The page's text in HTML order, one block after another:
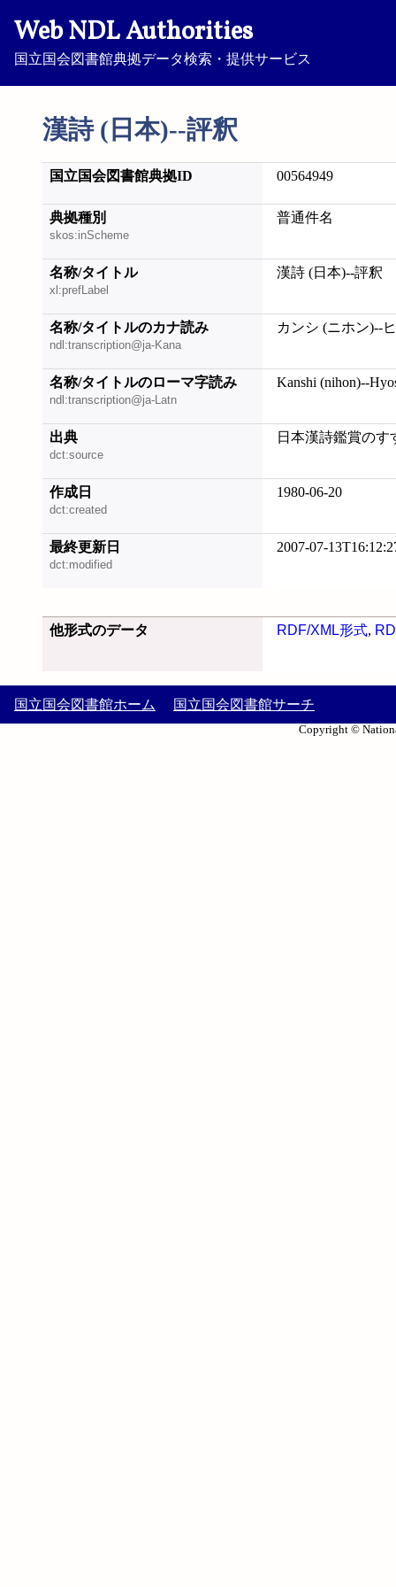
Web NDL Authorities
国立国会図書館典拠データ検索・提供サービス
漢詩 (日本)--評釈
国立国会図書館典拠ID 00564949
典拠種別
skos:inScheme
普通件名
名称/タイトル
xl:prefLabel
漢詩 (日本)--評釈
名称/タイトルのカナ読み
ndl:transcription@ja-Kana
カンシ (ニホン)--
名称/タイトルのローマ字読み
ndl:transcription@ja-Latn
Kanshi (nihon)--
出典
dct:source
日本漢詩鑑賞のす
作成日
dct:created
1980-06-20
最終更新日
dct:modified
2007-07-
他形式のデータ RDF/XML形式,
国立国会図書館ホーム 国立国会図書館サーチ
Copyright ©